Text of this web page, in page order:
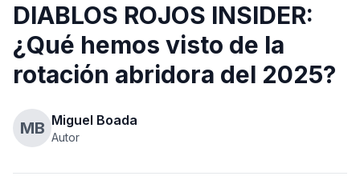
DIABLOS ROJOS INSIDER:
¿Qué hemos visto de la
rotación abridora del 2025?
MB Miguel Boada
Autor